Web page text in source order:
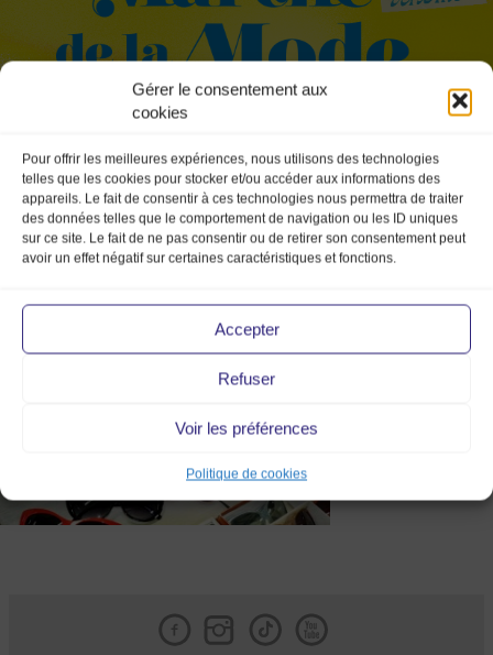
Gérer le consentement aux
cookies
Pour offrir les meilleures expériences, nous utilisons des technologies
telles que les cookies pour stocker et/ou accéder aux informations des
appareils. Le fait de consentir à ces technologies nous permettra de traiter
des données telles que le comportement de navigation ou les ID uniques
sur ce site. Le fait de ne pas consentir ou de retirer son consentement peut
avoir un effet négatif sur certaines caractéristiques et fonctions.
Accepter
Refuser
Voir les préférences
Politique de cookies
DSC_0034_副本